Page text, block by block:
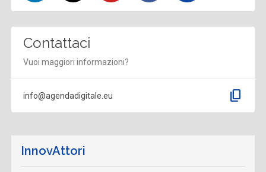
Contattaci
Vuoi maggiori informazioni?
info@agendadigitale.eu content_copy
InnovAttori